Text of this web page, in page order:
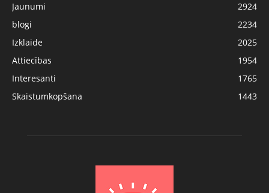
Jaunumi
2924
blogi
2234
Izklaide
2025
Attiecības
1954
Interesanti
1765
Skaistumkopšana
1443